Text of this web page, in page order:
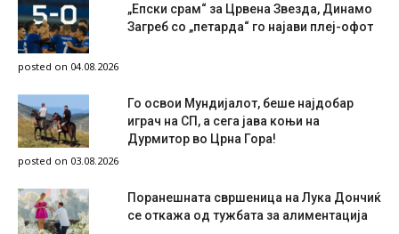
„Епски срам“ за Црвена Звезда, Динамо
Загреб со „петарда“ го најави плеј-офот
posted on 04.08.2026
Го освои Мундијалот, беше најдобар
играч на СП, а сега јава коњи на
Дурмитор во Црна Гора!
posted on 03.08.2026
Поранешната свршеница на Лука Дончиќ
се откажа од тужбата за алиментација